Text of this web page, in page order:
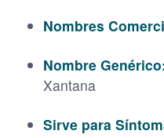
Nombres
Nombre
Xantana
Sirve para